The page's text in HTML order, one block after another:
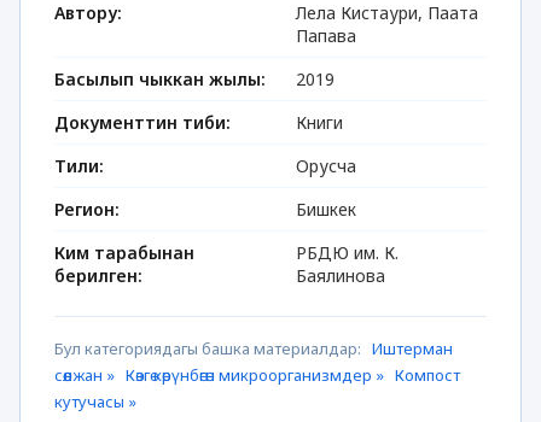
Автору:
Лела Кистаури, Паата
Папава
Басылып чыккан жылы:
2019
Документтин тиби:
Книги
Тили:
Орусча
Регион:
Бишкек
Ким тарабынан
берилген:
РБДЮ им. К.
Баялинова
Бул категориядагы башка материалдар: Иштерман
сөөлжан » Көзгө көрүнбөгөн микроорганизмдер » Компост
кутучасы »